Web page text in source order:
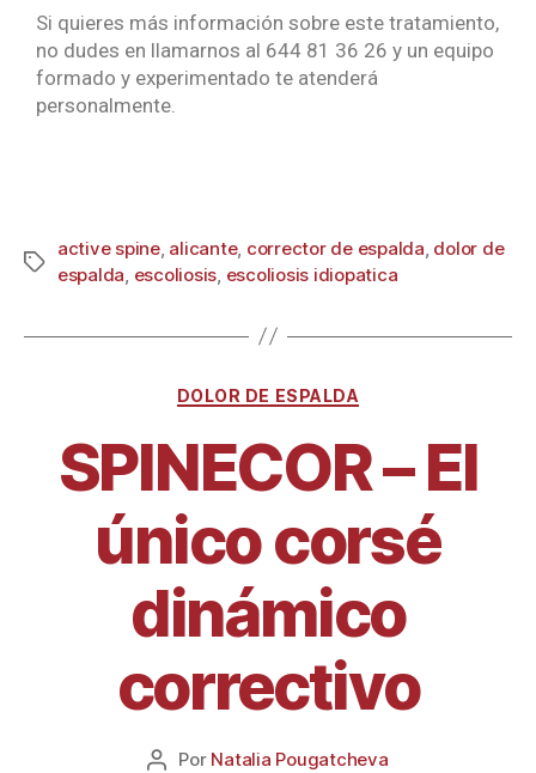
Si quieres más información sobre este tratamiento,
no dudes en llamarnos al 644 81 36 26 y un equipo
formado y experimentado te atenderá
personalmente.
active spine, alicante, corrector de espalda, dolor de
espalda, escoliosis, escoliosis idiopatica
DOLOR DE ESPALDA
SPINECOR – El
único corsé
dinámico
correctivo
Por Natalia Pougatcheva